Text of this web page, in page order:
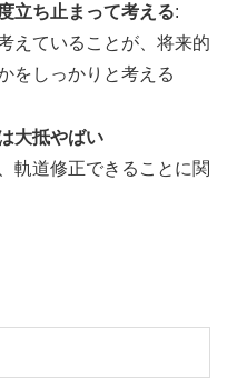
立ち止まって考える:
えていることが、将来的
をしっかりと考える
大抵やばい
軌道修正できることに関